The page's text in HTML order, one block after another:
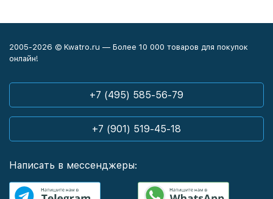
2005-2026 © Kwatro.ru — Более 10 000 товаров для покупок
онлайн!
+7 (495) 585-56-79
+7 (901) 519-45-18
Написать в мессенджеры: